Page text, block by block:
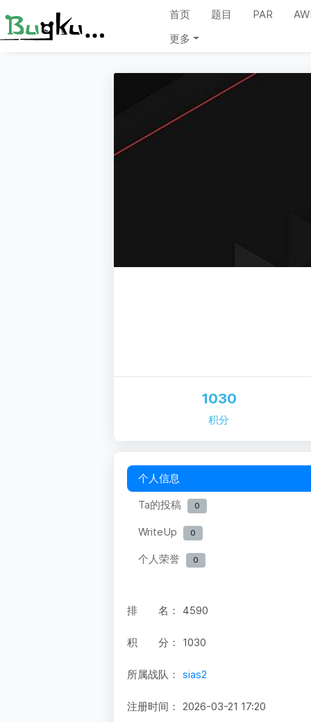
首页 题目 PAR
更多
1030
积分
个人信息
Ta的投稿
0
WriteUp 0
个人荣誉 0
排 名： 4590
积 分： 1030
所属战队： sias2
注册时间： 2026-03-21 17:20